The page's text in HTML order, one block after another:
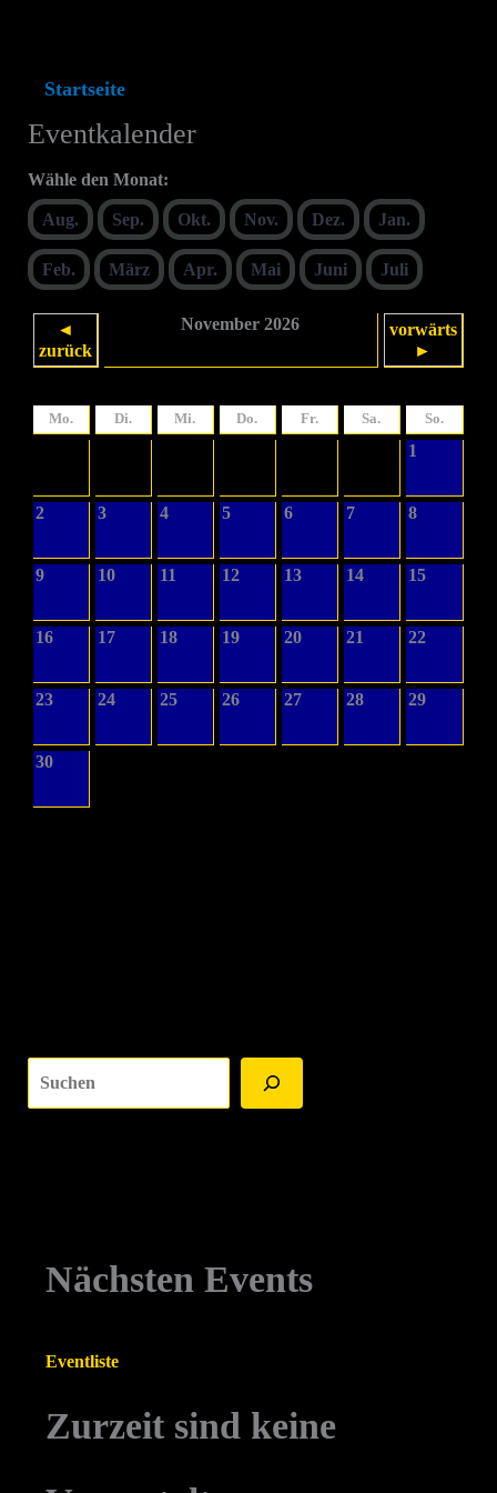
Startseite
Eventkalender
Wähle den Monat:
Aug. Sep. Okt. Nov. Dez. Jan.
Feb. März Apr. Mai Juni Juli
◄
zurück
November 2026
vorwärts
►
Mo. Di. Mi. Do. Fr. Sa. So.
1
2 3 4 5 6 7 8
9 10 11 12 13 14 15
16 17 18 19 20 21 22
23 24 25 26 27 28 29
30
Suchen
Nächsten Events
Eventliste
Zurzeit sind keine